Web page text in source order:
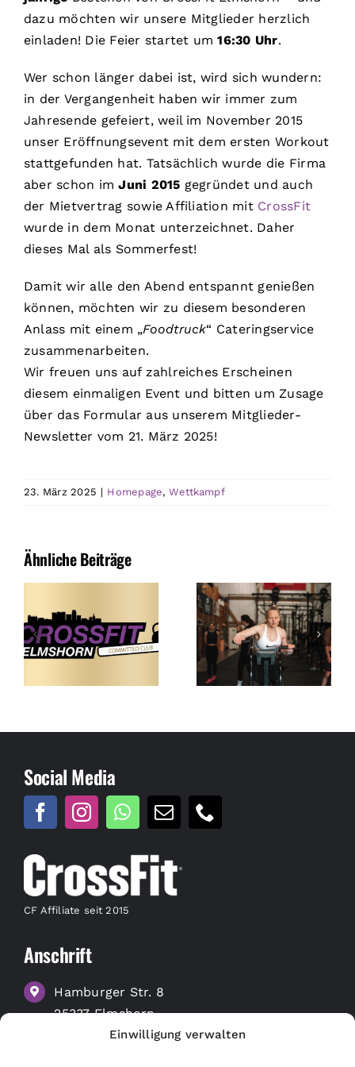
Einwilligung verwalten
dazu möchten wir unsere Mitglieder herzlich
einladen! Die Feier startet um16:30 Uhr.
Wer schon länger dabei ist, wird sich wundern:
in der Vergangenheit haben wir immer zum
Jahresende gefeiert, weil im November 2015
unser Eröffnungsevent mit dem ersten Workout
stattgefunden hat. Tatsächlich wurde die Firma
aber schon imJuni 2015 gegründet und auch
der Mietvertrag sowie Affiliation mit CrossFit
wurde in dem Monat unterzeichnet. Daher
dieses Mal als Sommerfest!
Damit wir alle den Abend entspannt genießen
können, möchten wir zu diesem besonderen
Anlass mit einem „Foodtruck“ Cateringservice
zusammenarbeiten.
Wir freuen uns auf zahlreiches Erscheinen
diesem einmaligen Event und bitten um Zusage
über das Formular aus unserem Mitglieder-
Newsletter vom 21. März 2025!
23. März 2025 | Homepage, Wettkampf
Ähnliche Beiträge
Social Media
CF Affiliate seit 2015
Anschrift
Hamburger Str. 8
25337 Elmshorn